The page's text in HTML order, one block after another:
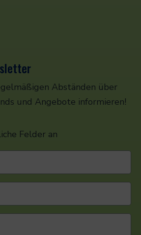
Abständen über
und Angebote informieren!
Felder an